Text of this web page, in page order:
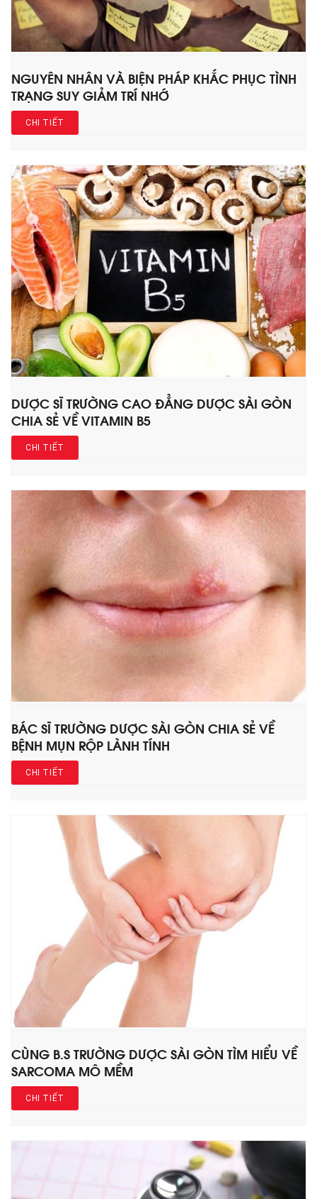
NGUYÊN NHÂN VÀ BIỆN PHÁP KHẮC PHỤC TÌNH
TRẠNG SUY GIẢM TRÍ NHỚ
CHI TIẾT
DƯỢC SĨ TRƯỜNG CAO ĐẲNG DƯỢC SÀI GÒN
CHIA SẺ VỀ VITAMIN B5
CHI TIẾT
BÁC SĨ TRƯỜNG DƯỢC SÀI GÒN CHIA SẺ VỀ
BỆNH MỤN RỘP LÀNH TÍNH
CHI TIẾT
CÙNG B.S TRƯỜNG DƯỢC SÀI GÒN TÌM HIỂU VỀ
SARCOMA MÔ MỀM
CHI TIẾT